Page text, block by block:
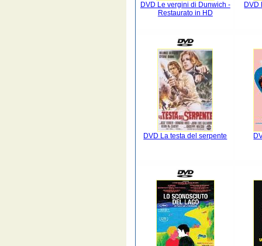
DVD Le vergini di Dunwich -
Restaurato in HD
DVD
DVD La testa del serpente